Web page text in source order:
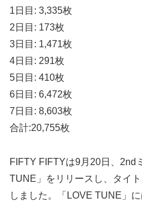
1日目: 3,335枚
2日目: 173枚
3日目: 1,471枚
4日目: 291枚
5日目: 410枚
6日目: 6,472枚
7日目: 8,603枚
合計:20,755枚
FIFTY FIFTYは9月20日、2nd
TUNE」をリリースし、タイ
しました。「LOVE TUNE」